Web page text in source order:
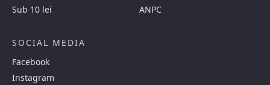
Sub 10 lei
ANPC
SOCIAL MEDIA
Facebook
Instagram